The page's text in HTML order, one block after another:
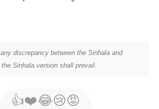
discrepancy between the Sinhala and
Sinhala version shall prevail.
👍❤️😂😢😡